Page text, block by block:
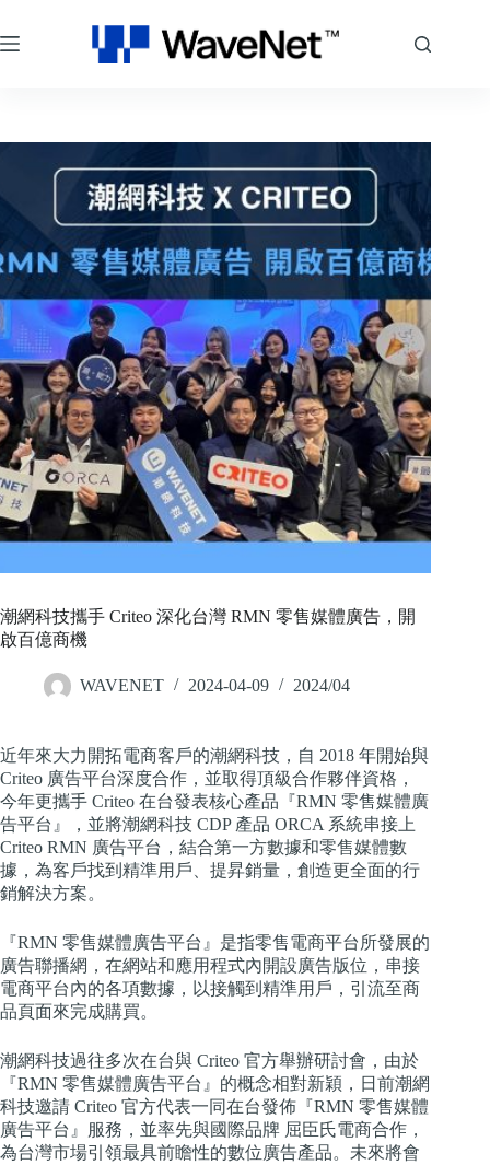
至
主
潮網科技攜手 Criteo 深化台灣 RMN 零售媒體廣告，開
啟百億商機
WAVENET 2024-04-09 2024/04
近年來大力開拓電商客戶的潮網科技，自 2018 年開始與
Criteo 廣告平台深度合作，並取得頂級合作夥伴資格，
今年更攜手 Criteo 在台發表核心產品『RMN 零售媒體廣
告平台』，並將潮網科技 CDP 產品 ORCA 系統串接上
Criteo RMN 廣告平台，結合第一方數據和零售媒體數
據，為客戶找到精準用戶、提昇銷量，創造更全面的行
銷解決方案。
『RMN 零售媒體廣告平台』是指零售電商平台所發展的
廣告聯播網，在網站和應用程式內開設廣告版位，串接
電商平台內的各項數據，以接觸到精準用戶，引流至商
品頁面來完成購買。
潮網科技過往多次在台與 Criteo 官方舉辦研討會，由於
『RMN 零售媒體廣告平台』的概念相對新穎，日前潮網
科技邀請 Criteo 官方代表一同在台發佈『RMN 零售媒體
廣告平台』服務，並率先與國際品牌 屈臣氏電商合作，
為台灣市場引領最具前瞻性的數位廣告產品。未來將會